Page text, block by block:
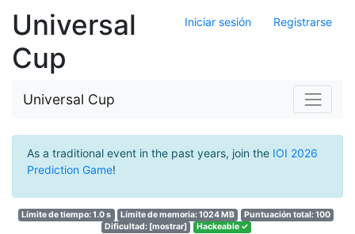
Iniciar sesión Registrarse
Universal
Cup
Universal Cup
As a traditional event in the past years, join the IOI 2026
Prediction Game!
Límite de tiempo: 1.0 s Límite de memoria: 1024 MB
Puntuación total: 100
Dificultad: [mostrar] Hackeable ✓